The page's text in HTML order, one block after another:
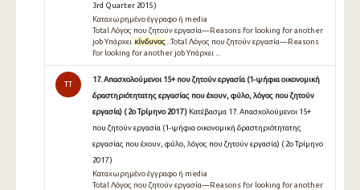
3rd Quarter 2015 )
Καταχωρημένο έγγραφο ή media
Total Λόγος που ζητούν εργασία—Reasons for looking for another
job Υπάρχει κίνδυνος...Total Λόγος που ζητούν εργασία—Reasons
for looking for another job Υπάρχει ...
TT
17. Απασχολούμενοι 15+ που ζητούν εργασία (1-ψήφια οικονομική
δραστηριότητατης εργασίας που έχουν, φύλο, λόγος που ζητούν
εργασία) ( 2ο Τρίμηνο 2017 ) Κατέβασμα 17. Απασχολούμενοι 15+
που ζητούν εργασία (1-ψήφια οικονομική δραστηριότητατης
εργασίας που έχουν, φύλο, λόγος που ζητούν εργασία) ( 2ο Τρίμηνο
2017 )
Καταχωρημένο έγγραφο ή media
Total Λόγος που ζητούν εργασία—Reasons for looking for another